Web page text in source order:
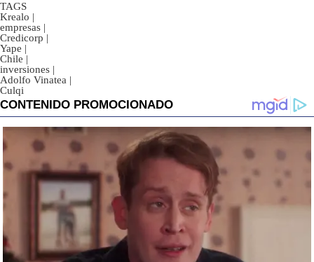
TAGS
Krealo |
empresas |
Credicorp |
Yape |
Chile |
inversiones |
Adolfo Vinatea |
Culqi